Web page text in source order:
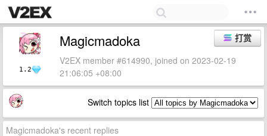
1.2
打赏
Magicmadoka
V2EX member #614990, joined on 2023-02-19
21:06:05 +08:00
Switch topics list
Magicmadoka's recent replies